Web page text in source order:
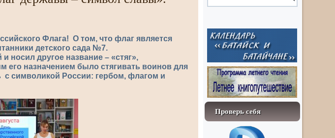
Флага! О том, что флаг является
детского сада №7.
носил другое название – «стяг»,
его назначением было стягивать воинов для
символикой России: гербом, флагом и
Проверь себя